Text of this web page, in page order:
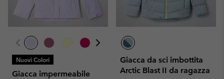
Nuovi Colori
Giacca impermeabile
Giacca da sci imbottita
Arctic Blast II da ragazza